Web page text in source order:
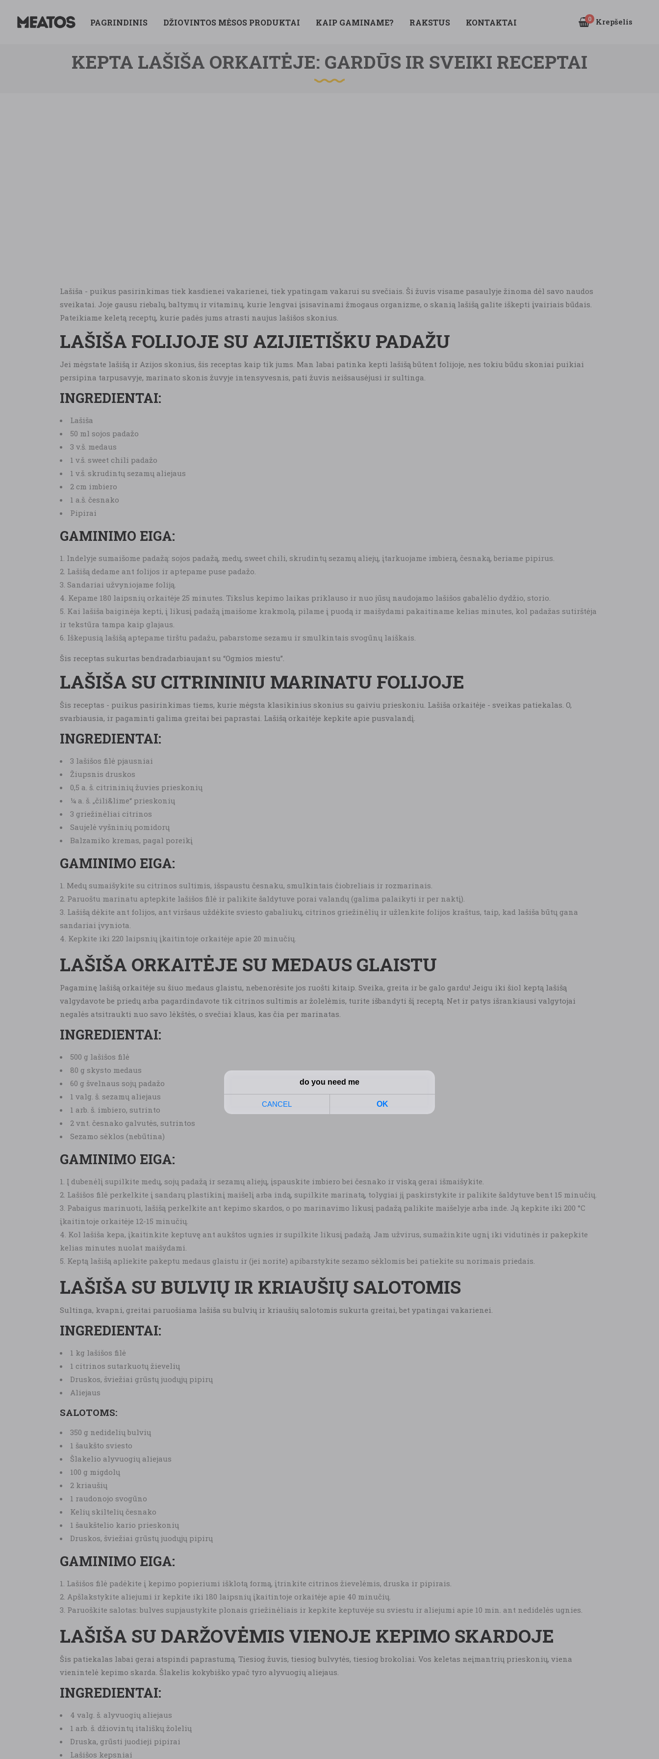
PAGRINDINIS DŽIOVINTOS MĖSOS PRODUKTAI KAIP GAMINAME? RAKSTUS KONTAKTAI 0 Krepšelis
KEPTA LAŠIŠA ORKAITĖJE: GARDŪS IR SVEIKI RECEPTAI
Lašiša - puikus pasirinkimas tiek kasdienei vakarienei, tiek ypatingam vakarui su svečiais. Ši žuvis visame pasaulyje žinoma dėl savo naudos
sveikatai. Joje gausu riebalų, baltymų ir vitaminų, kurie lengvai įsisavinami žmogaus organizme, o skanią lašišą galite iškepti įvairiais būdais.
Pateikiame keletą receptų, kurie padės jums atrasti naujus lašišos skonius.
LAŠIŠA FOLIJOJE SU AZIJIETIŠKU PADAŽU
Jei mėgstate lašišą ir Azijos skonius, šis receptas kaip tik jums. Man labai patinka kepti lašišą būtent folijoje, nes tokiu būdu skoniai puikiai
persipina tarpusavyje, marinato skonis žuvyje intensyvesnis, pati žuvis neišsausėjusi ir sultinga.
INGREDIENTAI:
Lašiša
50 ml sojos padažo
3 v.š. medaus
1 v.š. sweet chili padažo
1 v.š. skrudintų sezamų aliejaus
2 cm imbiero
1 a.š. česnako
Pipirai
GAMINIMO EIGA:
Indelyje sumaišome padažą: sojos padažą, medų, sweet chili, skrudintų sezamų aliejų, įtarkuojame imbierą, česnaką, beriame pipirus.
Lašišą dedame ant folijos ir aptepame puse padažo.
Sandariai užvyniojame foliją.
Kepame 180 laipsnių orkaitėje 25 minutes. Tikslus kepimo laikas priklauso ir nuo jūsų naudojamo lašišos gabalėlio dydžio, storio.
Kai lašiša baiginėja kepti, į likusį padažą įmaišome krakmolą, pilame į puodą ir maišydami pakaitiname kelias minutes, kol padažas sutirštėja
ir tekstūra tampa kaip glajaus.
Iškepusią lašišą aptepame tirštu padažu, pabarstome sezamu ir smulkintais svogūnų laiškais.
Šis receptas sukurtas bendradarbiaujant su “Ogmios miestu”.
LAŠIŠA SU CITRININIU MARINATU FOLIJOJE
Šis receptas - puikus pasirinkimas tiems, kurie mėgsta klasikinius skonius su gaiviu prieskoniu. Lašiša orkaitėje - sveikas patiekalas. O,
svarbiausia, ir pagaminti galima greitai bei paprastai. Lašišą orkaitėje kepkite apie pusvalandį.
INGREDIENTAI:
3 lašišos filė pjausniai
Žiupsnis druskos
0,5 a. š. citrininių žuvies prieskonių
¼ a. š. „čili&lime“ prieskonių
3 griežinėliai citrinos
Saujelė vyšninių pomidorų
Balzamiko kremas, pagal poreikį
GAMINIMO EIGA:
Medų sumaišykite su citrinos sultimis, išspaustu česnaku, smulkintais čiobreliais ir rozmarinais.
Paruoštu marinatu aptepkite lašišos filė ir palikite šaldytuve porai valandų (galima palaikyti ir per naktį).
Lašišą dėkite ant folijos, ant viršaus uždėkite sviesto gabaliukų, citrinos griežinėlių ir užlenkite folijos kraštus, taip, kad lašiša būtų gana
sandariai įvyniota.
Kepkite iki 220 laipsnių įkaitintoje orkaitėje apie 20 minučių.
LAŠIŠA ORKAITĖJE SU MEDAUS GLAISTU
Pagaminę lašišą orkaitėje su šiuo medaus glaistu, nebenorėsite jos ruošti kitaip. Sveika, greita ir be galo gardu! Jeigu iki šiol keptą lašišą
valgydavote be priedų arba pagardindavote tik citrinos sultimis ar žolelėmis, turite išbandyti šį receptą. Net ir patys išrankiausi valgytojai
negalės atsitraukti nuo savo lėkštės, o svečiai klaus, kas čia per marinatas.
INGREDIENTAI:
500 g lašišos filė
80 g skysto medaus
60 g švelnaus sojų padažo
1 valg. š. sezamų aliejaus
1 arb. š. imbiero, sutrinto
2 vnt. česnako galvutės, sutrintos
Sezamo sėklos (nebūtina)
GAMINIMO EIGA:
Į dubenėlį supilkite medų, sojų padažą ir sezamų aliejų, įspauskite imbiero bei česnako ir viską gerai išmaišykite.
Lašišos filė perkelkite į sandarų plastikinį maišelį arba indą, supilkite marinatą, tolygiai jį paskirstykite ir palikite šaldytuve bent 15 minučių.
Pabaigus marinuoti, lašišą perkelkite ant kepimo skardos, o po marinavimo likusį padažą palikite maišelyje arba inde. Ją kepkite iki 200 °C
įkaitintoje orkaitėje 12-15 minučių.
Kol lašiša kepa, įkaitinkite keptuvę ant aukštos ugnies ir supilkite likusį padažą. Jam užvirus, sumažinkite ugnį iki vidutinės ir pakepkite
kelias minutes nuolat maišydami.
Keptą lašišą apliekite pakeptu medaus glaistu ir (jei norite) apibarstykite sezamo sėklomis bei patiekite su norimais priedais.
LAŠIŠA SU BULVIŲ IR KRIAUŠIŲ SALOTOMIS
Sultinga, kvapni, greitai paruošiama lašiša su bulvių ir kriaušių salotomis sukurta greitai, bet ypatingai vakarienei.
INGREDIENTAI:
1 kg lašišos filė
1 citrinos sutarkuotų žievelių
Druskos, šviežiai grūstų juodųjų pipirų
Aliejaus
SALOTOMS:
350 g nedidelių bulvių
1 šaukšto sviesto
Šlakelio alyvuogių aliejaus
100 g migdolų
2 kriaušių
1 raudonojo svogūno
Kelių skiltelių česnako
1 šaukštelio kario prieskonių
Druskos, šviežiai grūstų juodųjų pipirų
GAMINIMO EIGA:
Lašišos filė padėkite į kepimo popieriumi išklotą formą, įtrinkite citrinos žievelėmis, druska ir pipirais.
Apšlakstykite aliejumi ir kepkite iki 180 laipsnių įkaitintoje orkaitėje apie 40 minučių.
Paruoškite salotas: bulves supjaustykite plonais griežinėliais ir kepkite keptuvėje su sviestu ir aliejumi apie 10 min. ant nedidelės ugnies.
LAŠIŠA SU DARŽOVĖMIS VIENOJE KEPIMO SKARDOJE
Šis patiekalas labai gerai atspindi paprastumą. Tiesiog žuvis, tiesiog bulvytės, tiesiog brokoliai. Vos keletas neįmantrių prieskonių, viena
vienintelė kepimo skarda. Šlakelis kokybiško ypač tyro alyvuogių aliejaus.
INGREDIENTAI:
4 valg. š. alyvuogių aliejaus
1 arb. š. džiovintų itališkų žolelių
Druska, grūsti juodieji pipirai
Lašišos kepsniai